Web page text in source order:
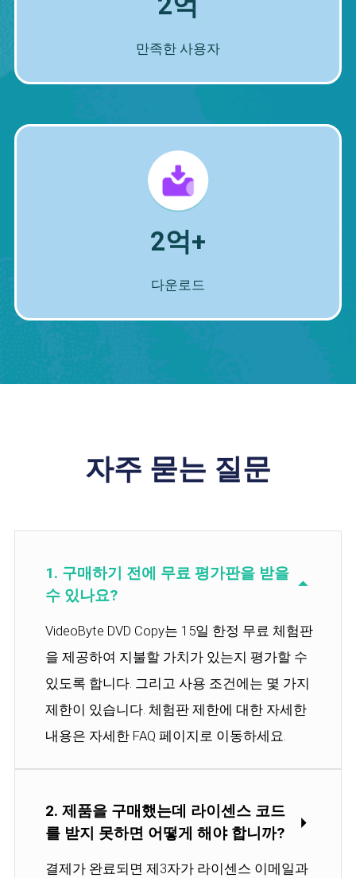
만족한 사용자
2억+
다운로드
자주 묻는 질문
1. 구매하기 전에 무료 평가판을 받을
수 있나요?
VideoByte DVD Copy는 15일 한정 무료 체험판
을 제공하여 지불할 가치가 있는지 평가할 수
있도록 합니다. 그리고 사용 조건에는 몇 가지
제한이 있습니다. 체험판 제한에 대한 자세한
내용은 자세한 FAQ 페이지로 이동하세요.
2. 제품을 구매했는데 라이센스 코드
를 받지 못하면 어떻게 해야 합니까?
결제가 완료되면 제3자가 라이센스 이메일과